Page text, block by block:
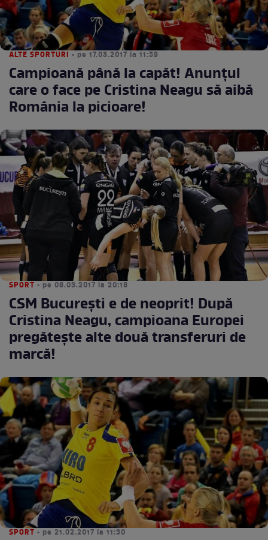
ALTE SPORTURI • pe 17.03.2017 la 11:59
Campioană până la capăt! Anunţul
care o face pe Cristina Neagu să aibă
România la picioare!
SPORT • pe 08.03.2017 la 20:18
CSM București e de neoprit! După
Cristina Neagu, campioana Europei
pregătește alte două transferuri de
marcă!
SPORT • pe 21.02.2017 la 11:30